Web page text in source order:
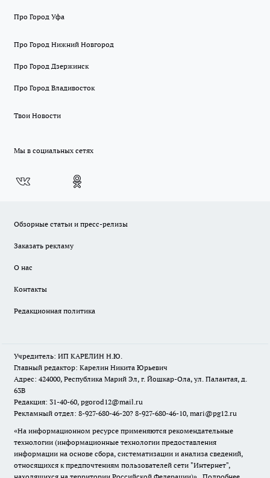
Про Город Уфа
Про Город Нижний Новгород
Про Город Дзержинск
Про Город Владивосток
Твои Новости
Мы в социальных сетях
Обзорные статьи и пресс-релизы
Заказать рекламу
О нас
Контакты
Редакционная политика
Учредитель: ИП КАРЕЛИН Н.Ю.
Главный редактор: Карелин Никита Юрьевич
Адрес: 424000, Республика Марий Эл, г. Йошкар-Ола, ул. Палантая, д.
63В
Редакция: 31-40-60, pgorod12@mail.ru
Рекламный отдел: 8-927-680-46-20? 8-927-680-46-10, mari@pg12.ru
«На информационном ресурсе применяются рекомендательные
технологии (информационные технологии предоставления
информации на основе сбора, систематизации и анализа сведений,
относящихся к предпочтениям пользователей сети "Интернет",